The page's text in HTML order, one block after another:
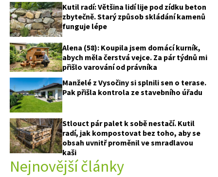
Kutil radí: Většina lidí lije pod zídku beton
zbytečně. Starý způsob skládání kamenů
funguje lépe
Alena (58): Koupila jsem domácí kurník,
abych měla čerstvá vejce. Za pár týdnů mi
přišlo varování od právníka
Manželé z Vysočiny si splnili sen o terase.
Pak přišla kontrola ze stavebního úřadu
Stlouct pár palet k sobě nestačí. Kutil
radí, jak kompostovat bez toho, aby se
obsah uvnitř proměnil ve smradlavou
kaši
Nejnovější články